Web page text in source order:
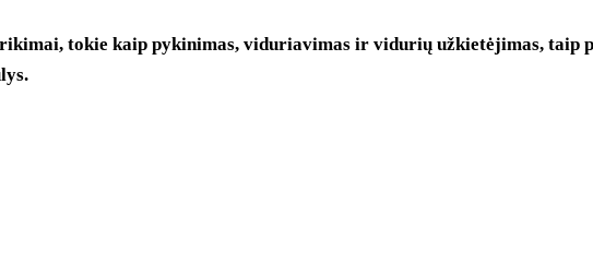
tokie kaip pykinimas, viduriavimas ir vidurių užkietėjimas, taip